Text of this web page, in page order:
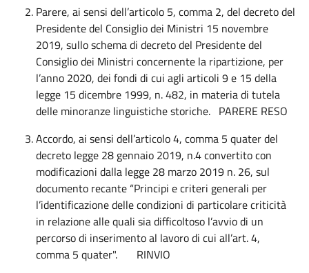
Parere, ai sensi dell’articolo 5, comma 2, del decreto del
Presidente del Consiglio dei Ministri 15 novembre
2019, sullo schema di decreto del Presidente del
Consiglio dei Ministri concernente la ripartizione, per
l’anno 2020, dei fondi di cui agli articoli 9 e 15 della
legge 15 dicembre 1999, n. 482, in materia di tutela
delle minoranze linguistiche storiche. PARERE RESO
Accordo, ai sensi dell’articolo 4, comma 5 quater del
decreto legge 28 gennaio 2019, n.4 convertito con
modificazioni dalla legge 28 marzo 2019 n. 26, sul
documento recante “Principi e criteri generali per
l’identificazione delle condizioni di particolare criticità
in relazione alle quali sia difficoltoso l’avvio di un
percorso di inserimento al lavoro di cui all’art. 4,
comma 5 quater". RINVIO